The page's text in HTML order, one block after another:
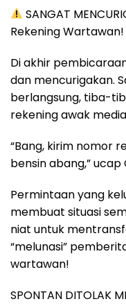
SANGAT
Rekening Wartawan!
Di akhir
dan mencurigakan.
berlangsung, tiba-
rekening awak
“Bang, kirim nomor
bensin abang,”
Permintaan yang
membuat situasi
niat untuk
“melunasi”
wartawan!
SPONTAN DITOLAK